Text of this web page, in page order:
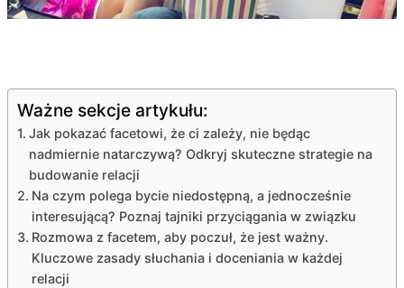
Ważne sekcje artykułu:
Jak pokazać facetowi, że ci zależy, nie będąc
nadmiernie natarczywą? Odkryj skuteczne strategie na
budowanie relacji
Na czym polega bycie niedostępną, a jednocześnie
interesującą? Poznaj tajniki przyciągania w związku
Rozmowa z facetem, aby poczuł, że jest ważny.
Kluczowe zasady słuchania i doceniania w każdej
relacji